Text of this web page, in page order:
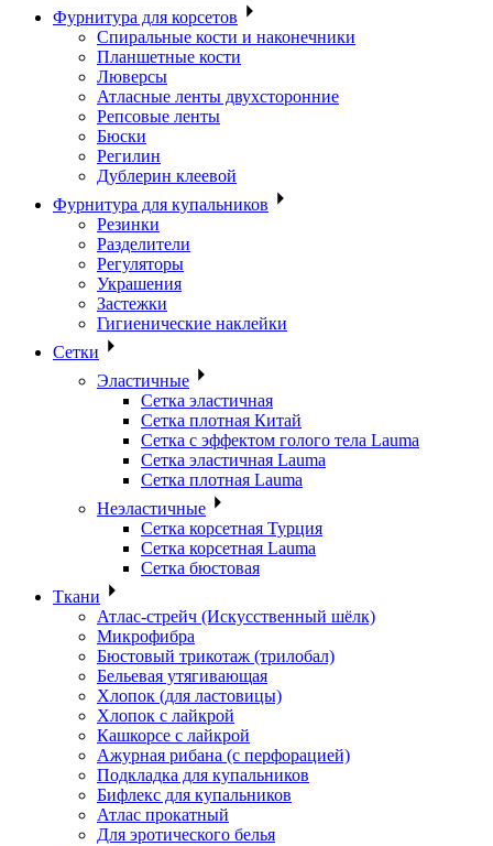
Фурнитура для корсетов
Спиральные кости и наконечники
Планшетные кости
Люверсы
Атласные ленты двухсторонние
Репсовые ленты
Бюски
Регилин
Дублерин клеевой
Фурнитура для купальников
Резинки
Разделители
Регуляторы
Украшения
Застежки
Гигиенические наклейки
Сетки
Эластичные
Сетка эластичная
Сетка плотная Китай
Сетка с эффектом голого тела Lauma
Сетка эластичная Lauma
Сетка плотная Lauma
Неэластичные
Сетка корсетная Турция
Сетка корсетная Lauma
Сетка бюстовая
Ткани
Атлас-стрейч (Искусственный шёлк)
Микрофибра
Бюстовый трикотаж (трилобал)
Бельевая утягивающая
Хлопок (для ластовицы)
Хлопок с лайкрой
Кашкорсе с лайкрой
Ажурная рибана (с перфорацией)
Подкладка для купальников
Бифлекс для купальников
Атлас прокатный
Для эротического белья